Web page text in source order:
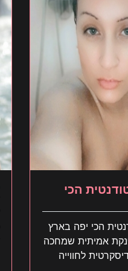
הכי
הכי יפה בארץ
מפנקת אמיתית שמחכה
לחווייה